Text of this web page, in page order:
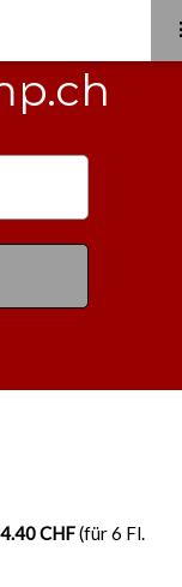
CHF(für 6 Fl.